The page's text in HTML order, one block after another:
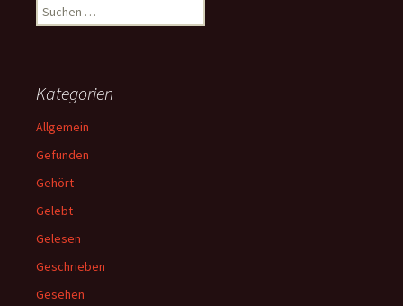
Suchen
nach:
Kategorien
Allgemein
Gefunden
Gehört
Gelebt
Gelesen
Geschrieben
Gesehen